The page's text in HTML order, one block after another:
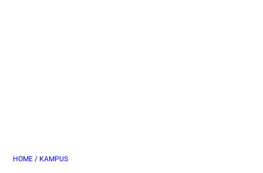
HOME / KAMPUS